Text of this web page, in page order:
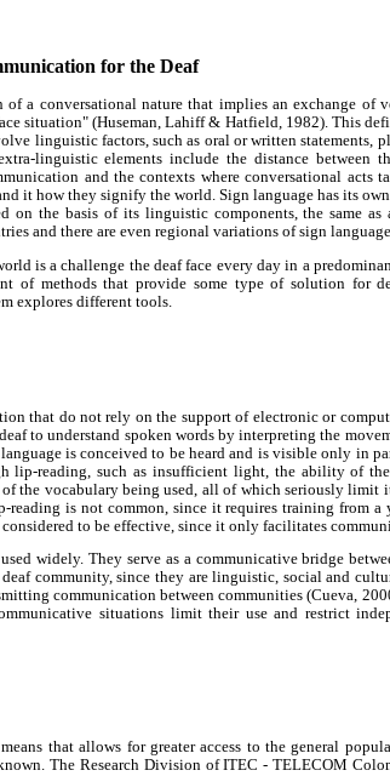
for the Deaf
a conversational nature that implies an exchange of
situation" (Huseman, Lahiff & Hatfield, 1982). This
linguistic factors, such as oral or written statements,
linguistic elements include the distance between
and the contexts where conversational acts
it how they signify the world. Sign language has its
on the basis of its linguistic components, the same
and there are even regional variations of sign
is a challenge the deaf face every day in a
of methods that provide some type of solution for
explores different tools.
that do not rely on the support of electronic or
to understand spoken words by interpreting the
is conceived to be heard and is visible only in
lip-reading, such as insufficient light, the ability of
the vocabulary being used, all of which seriously limit
reading is not common, since it requires training from
to be effective, since it only facilitates
widely. They serve as a communicative bridge
community, since they are linguistic, social and
communication between communities (Cueva,
situations limit their use and restrict
that allows for greater access to the general
The Research Division of ITEC - TELECOM